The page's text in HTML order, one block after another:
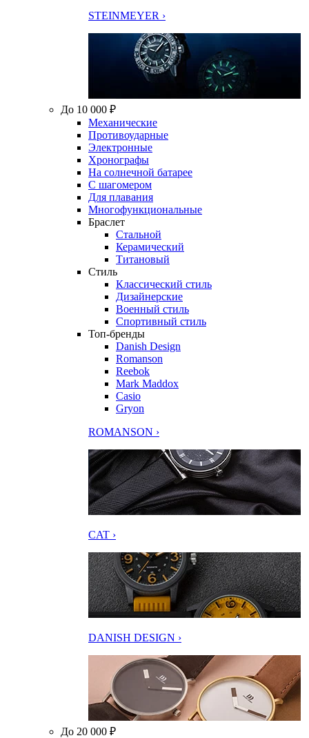
STEINMEYER ›
До 10 000 ₽
Механические
Противоударные
Электронные
Хронографы
На солнечной батарее
С шагомером
Для плавания
Многофункциональные
Браслет
Стальной
Керамический
Титановый
Стиль
Классический стиль
Дизайнерские
Военный стиль
Спортивный стиль
Топ-бренды
Danish Design
Romanson
Reebok
Mark Maddox
Casio
Gryon
ROMANSON ›
CAT ›
DANISH DESIGN ›
До 20 000 ₽